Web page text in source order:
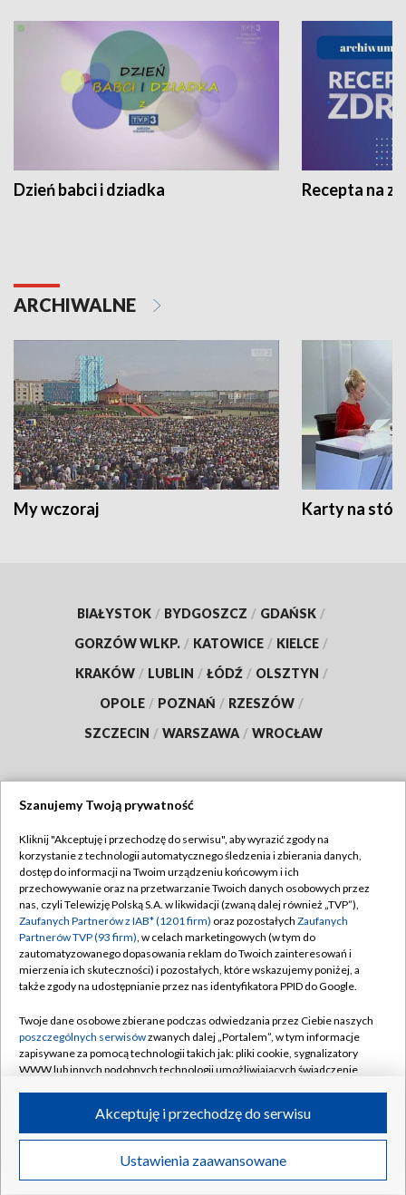
Dzień babci i dziadka Recepta na
ARCHIWALNE
My wczoraj Karty na
BIAŁYSTOK / BYDGOSZCZ / GDAŃSK /
GORZÓW WLKP. / KATOWICE / KIELCE /
KRAKÓW / LUBLIN / ŁÓDŹ / OLSZTYN /
OPOLE / POZNAŃ / RZESZÓW /
SZCZECIN / WARSZAWA / WROCŁAW
TVP
Abonament TVP
Emisja w TVP
Centrum informacji TVP
Naziemna Telewizja Cyfrowa
Rada Programowa
System NOS
Informacje o nadawcy
Program dla prasy
Ogłoszenie przetargowe
Regulamin TVP
Polityka prywatności
Moje zgody
Pomoc
Kontakt
Kanały
©2026 Telewizja Polska S.A. w likwidacji
Szanujemy Twoją prywatność
Kliknij "Akceptuję i przechodzę do serwisu", aby wyrazić zgody na
korzystanie z technologii automatycznego śledzenia i zbierania danych,
dostęp do informacji na Twoim urządzeniu końcowym i ich
przechowywanie oraz na przetwarzanie Twoich danych osobowych przez
nas, czyli Telewizję Polską S.A. w likwidacji (zwaną dalej również „TVP”),
Zaufanych Partnerów z IAB* (1201 firm) oraz pozostałych Zaufanych
Partnerów TVP (93 firm), w celach marketingowych (w tym do
zautomatyzowanego dopasowania reklam do Twoich zainteresowań i
mierzenia ich skuteczności) i pozostałych, które wskazujemy poniżej, a
także zgody na udostępnianie przez nas identyfikatora PPID do Google.
Twoje dane osobowe zbierane podczas odwiedzania przez Ciebie naszych
poszczególnych serwisówzwanych dalej „Portalem”, w tym informacje
zapisywane za pomocą technologii takich jak: pliki cookie, sygnalizatory
WWW lub innych podobnych technologii umożliwiających świadczenie
ruchu w Internecie.
Twoje dane osobowe zbierane podczas odwiedzania przez Ciebie
poszczególnych serwisówna Portalu, takie jak adresy IP, identyfikatory
Ustawienia zaawansowane
Akceptuję i przechodzę do serwisu